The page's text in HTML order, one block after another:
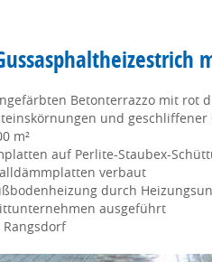
Betonterrazzo mit rot
und geschliffener
m²
auf Perlite-Staubex-
verbaut
durch
ausgeführt